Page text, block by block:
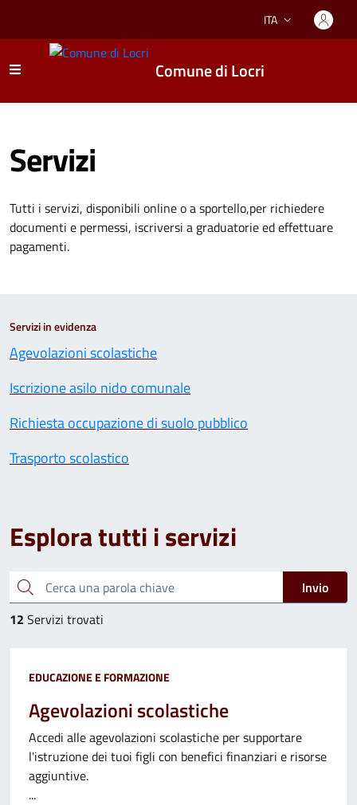
Lingua attiva:
ITA
Comune di Locri
Servizi
Tutti i servizi, disponibili online o a sportello,per richiedere
documenti e permessi, iscriversi a graduatorie ed effettuare
pagamenti.
Esplora tutti i servizi
Cerca una parola chiave
Invio
12 Servizi trovati
Categoria:
EDUCAZIONE E FORMAZIONE
Agevolazioni scolastiche
Accedi alle agevolazioni scolastiche per supportare
l'istruzione dei tuoi figli con benefici finanziari e risorse
aggiuntive.
...
Servizi in evidenza
Agevolazioni scolastiche
Iscrizione asilo nido comunale
Richiesta occupazione di suolo pubblico
Trasporto scolastico